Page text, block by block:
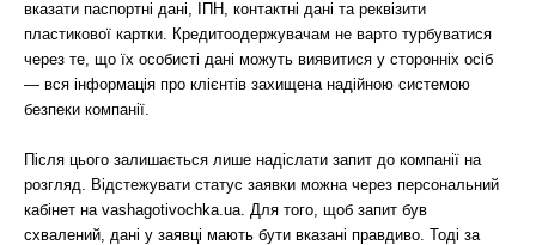
вказати паспортні дані, ІПН, контактні дані та реквізити
пластикової картки. Кредитоодержувачам не варто турбуватися
через те, що їх особисті дані можуть виявитися у сторонніх осіб
— вся інформація про клієнтів захищена надійною системою
безпеки компанії.
Після цього залишається лише надіслати запит до компанії на
розгляд. Відстежувати статус заявки можна через персональний
кабінет на vashagotivochka.ua. Для того, щоб запит був
схвалений, дані у заявці мають бути вказані правдиво. Тоді за